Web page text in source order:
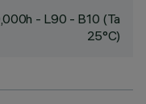
- L90 - B10 (Ta
25°C)